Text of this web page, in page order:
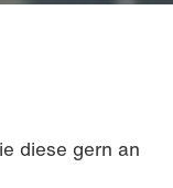
diese gern an